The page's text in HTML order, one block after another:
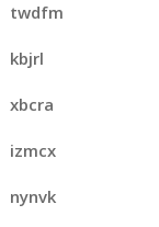
twdfm
kbjrl
xbcra
izmcx
nynvk